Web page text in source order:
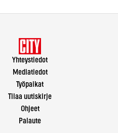
Yhteystiedot
Mediatiedot
Työpaikat
Tilaa uutiskirje
Ohjeet
Palaute